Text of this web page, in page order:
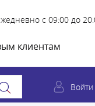
с 09:00 до
клиентам
Войти